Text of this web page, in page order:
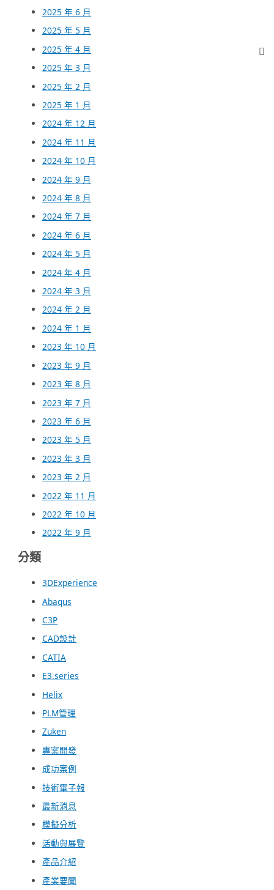
2025 年 6 月
2025 年 5 月
2025 年 4 月
2025 年 3 月
2025 年 2 月
2025 年 1 月
2024 年 12 月
2024 年 11 月
2024 年 10 月
2024 年 9 月
2024 年 8 月
2024 年 7 月
2024 年 6 月
2024 年 5 月
2024 年 4 月
2024 年 3 月
2024 年 2 月
2024 年 1 月
2023 年 10 月
2023 年 9 月
2023 年 8 月
2023 年 7 月
2023 年 6 月
2023 年 5 月
2023 年 3 月
2023 年 2 月
2022 年 11 月
2022 年 10 月
2022 年 9 月
分類
3DExperience
Abaqus
C3P
CAD設計
CATIA
E3.series
Helix
PLM管理
Zuken
專案開發
成功案例
技術電子報
最新消息
模擬分析
活動與展覽
產品介紹
產業要聞